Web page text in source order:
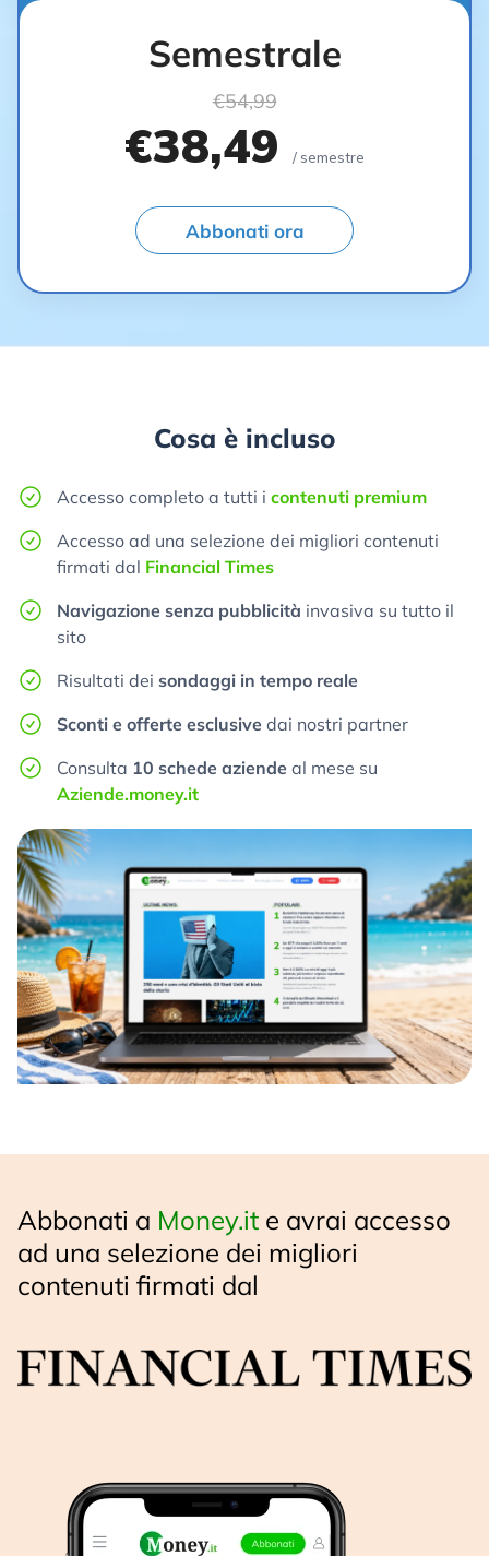
Semestrale
€54,99
€38,49 / semestre
Abbonati ora
Cosa è incluso
Accesso completo a tutti i contenuti premium
Accesso ad una selezione dei migliori contenuti
firmati dal Financial Times
Navigazione senza pubblicità invasiva su tutto il
sito
Risultati dei sondaggi in tempo reale
Sconti e offerte esclusive dai nostri partner
Consulta 10 schede aziende al mese su
Aziende.money.it
Abbonati a Money.it e avrai accesso
ad una selezione dei migliori
contenuti firmati dal